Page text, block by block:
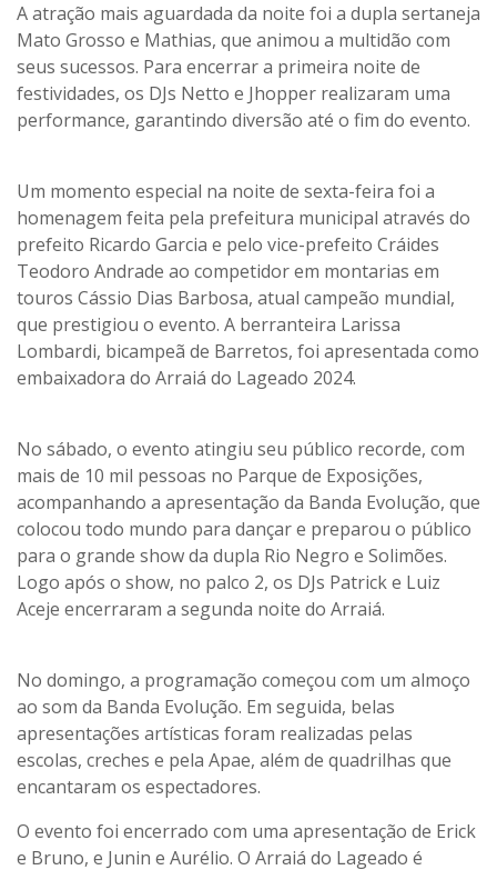
A atração mais aguardada da noite foi a dupla sertaneja
Mato Grosso e Mathias, que animou a multidão com
seus sucessos. Para encerrar a primeira noite de
festividades, os DJs Netto e Jhopper realizaram uma
performance, garantindo diversão até o fim do evento.
Um momento especial na noite de sexta-feira foi a
homenagem feita pela prefeitura municipal através do
prefeito Ricardo Garcia e pelo vice-prefeito Cráides
Teodoro Andrade ao competidor em montarias em
touros Cássio Dias Barbosa, atual campeão mundial,
que prestigiou o evento. A berranteira Larissa
Lombardi, bicampeã de Barretos, foi apresentada como
embaixadora do Arraiá do Lageado 2024.
No sábado, o evento atingiu seu público recorde, com
mais de 10 mil pessoas no Parque de Exposições,
acompanhando a apresentação da Banda Evolução, que
colocou todo mundo para dançar e preparou o público
para o grande show da dupla Rio Negro e Solimões.
Logo após o show, no palco 2, os DJs Patrick e Luiz
Aceje encerraram a segunda noite do Arraiá.
No domingo, a programação começou com um almoço
ao som da Banda Evolução. Em seguida, belas
apresentações artísticas foram realizadas pelas
escolas, creches e pela Apae, além de quadrilhas que
encantaram os espectadores.
O evento foi encerrado com uma apresentação de Erick
e Bruno, e Junin e Aurélio. O Arraiá do Lageado é